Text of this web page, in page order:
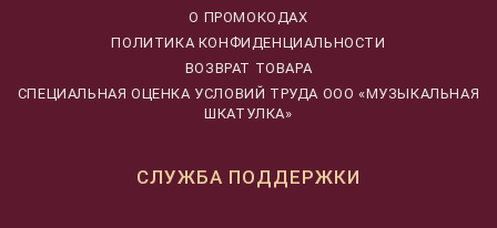
О ПРОМОКОДАХ
ПОЛИТИКА КОНФИДЕНЦИАЛЬНОСТИ
ВОЗВРАТ ТОВАРА
CПЕЦИАЛЬНАЯ ОЦЕНКА УСЛОВИЙ ТРУДА ООО «МУЗЫКАЛЬНАЯ
ШКАТУЛКА»
СЛУЖБА ПОДДЕРЖКИ